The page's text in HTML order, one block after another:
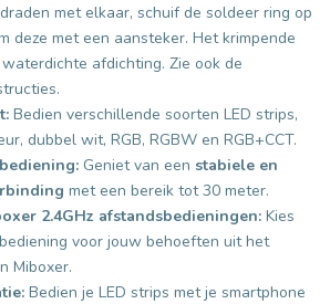
met elkaar, schuif de soldeer ring op
deze met een aansteker. Het krimpende
afdichting. Zie ook de
Bedien verschillende soorten LED strips,
dubbel wit, RGB, RGBW en RGB+CCT.
Geniet van een stabiele en
met een bereik tot 30 meter.
2.4GHz afstandsbedieningen: Kies
voor jouw behoeften uit het
Miboxer.
Bedien je LED strips met je smartphone